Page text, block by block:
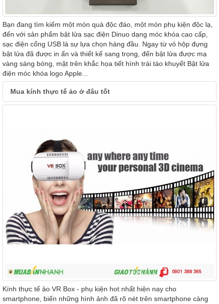
Bạn đang tìm kiếm một món quà độc đáo, một món phụ kiện độc lạ,
đến với sản phẩm bật lửa sạc điện Dinuo dạng móc khóa cao cấp,
sạc điện cổng USB là sự lựa chọn hàng đầu. Ngay từ vỏ hộp đựng
bật lửa đã được in ấn và thiết kế sang trọng, đến bật lửa được mạ
vàng sáng bóng, mặt trên khắc họa tiết hình trái táo khuyết Bật lửa
điện móc khóa logo Apple...
Mua kính thực tế ảo ở đâu tốt
Kính thực tế ảo VR Box - phụ kiện hot nhất hiện nay cho
smartphone, biến những hình ảnh đã rõ nét trên smartphone càng